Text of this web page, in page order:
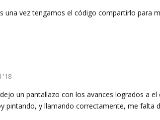
una vez tengamos el código compartirlo para
'18
un pantallazo con los avances logrados a el
pintando, y llamando correctamente, me falta